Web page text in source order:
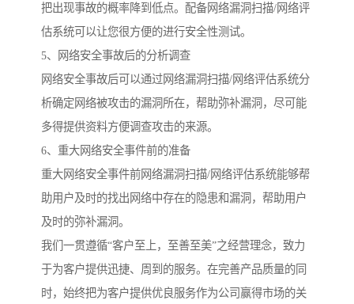
把出现事故的概率降到低点。配备网络漏洞扫描/网络评
估系统可以让您很方便的进行安全性测试。
5、网络安全事故后的分析调查
网络安全事故后可以通过网络漏洞扫描/网络评估系统分
析确定网络被攻击的漏洞所在，帮助弥补漏洞，尽可能
多得提供资料方便调查攻击的来源。
6、重大网络安全事件前的准备
重大网络安全事件前网络漏洞扫描/网络评估系统能够帮
助用户及时的找出网络中存在的隐患和漏洞，帮助用户
及时的弥补漏洞。
我们一贯遵循“客户至上，至善至美”之经营理念，致力
于为客户提供迅捷、周到的服务。在完善产品质量的同
时，始终把为客户提供优良服务作为公司赢得市场的关